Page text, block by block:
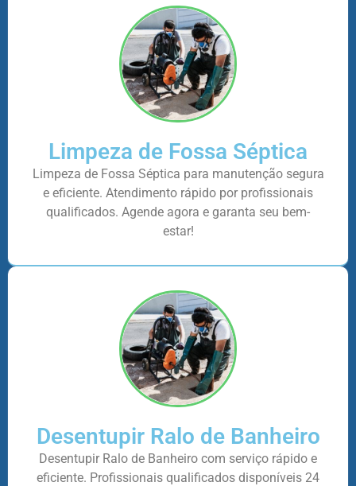
Limpeza de Fossa Séptica
Limpeza de Fossa Séptica para manutenção segura
e eficiente. Atendimento rápido por profissionais
qualificados. Agende agora e garanta seu bem-
estar!
Desentupir Ralo de Banheiro
Desentupir Ralo de Banheiro com serviço rápido e
eficiente. Profissionais qualificados disponíveis 24